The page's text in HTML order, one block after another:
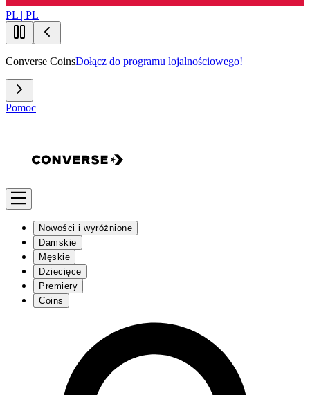
PL | PL
Converse CoinsDołącz do programu lojalnościowego!
Pomoc
Nowości i wyróżnione
Damskie
Męskie
Dziecięce
Premiery
Coins